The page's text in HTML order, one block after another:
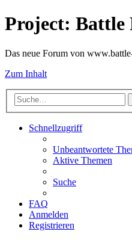
Project: Battle
Das neue Forum von
Zum Inhalt
Schnellzugriff
Unbeantwortete
Aktive Themen
Suche
FAQ
Anmelden
Registrieren